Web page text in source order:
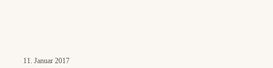
11. Januar 2017